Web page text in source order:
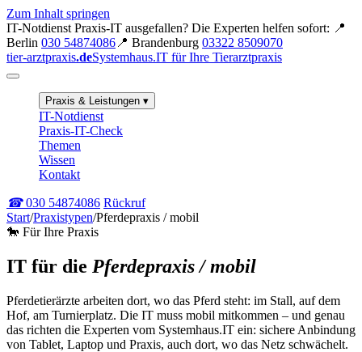
Zum Inhalt springen
IT-Notdienst Praxis-IT ausgefallen? Die Experten helfen sofort: 📍
Berlin 030 54874086 📍 Brandenburg 03322 8509070
tier-arztpraxis.deSystemhaus.IT für Ihre Tierarztpraxis
Praxis & Leistungen ▾
IT-Notdienst
Praxis-IT-Check
Themen
Wissen
Kontakt
☎030 54874086 Rückruf
Start/Praxistypen/Pferdepraxis / mobil
🐎 Für Ihre Praxis
IT für die Pferdepraxis / mobil
Pferdetierärzte arbeiten dort, wo das Pferd steht: im Stall, auf dem
Hof, am Turnierplatz. Die IT muss mobil mitkommen – und genau
das richten die Experten vom Systemhaus.IT ein: sichere Anbindung
von Tablet, Laptop und Praxis, auch dort, wo das Netz schwächelt.